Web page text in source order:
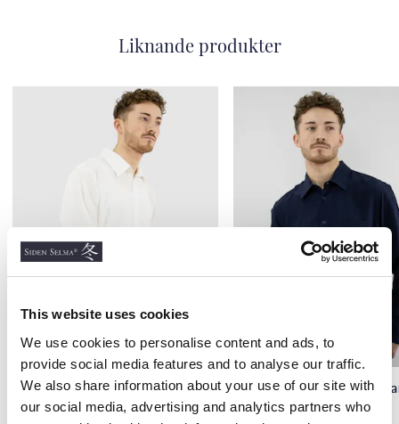
This website uses cookies
We use cookies to personalise content and ads, to
provide social media features and to analyse our traffic.
We also share information about your use of our site with
our social media, advertising and analytics partners who
Liknande produkter
Sidenskjorta lång ärm, Vit Sidenskjorta lång ärm,